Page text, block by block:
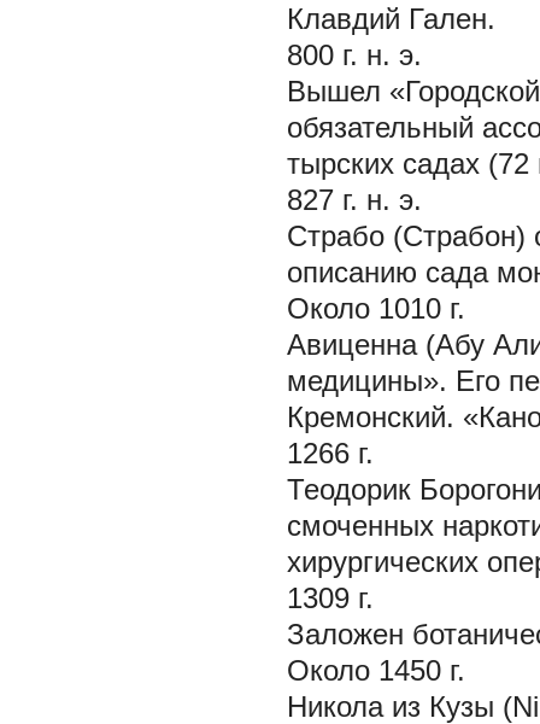
Клавдий Гален.
800 г. н. э.
Вышел
обязательный
тырских садах (72
827 г. н. э.
Страбо (Страбон)
описанию сада
Около 1010 г.
Авиценна (Абу
медицины». Его
Кремонский.
1266 г.
Теодорик
смоченных
хирургических
1309 г.
Заложен
Около 1450 г.
Никола из Кузы